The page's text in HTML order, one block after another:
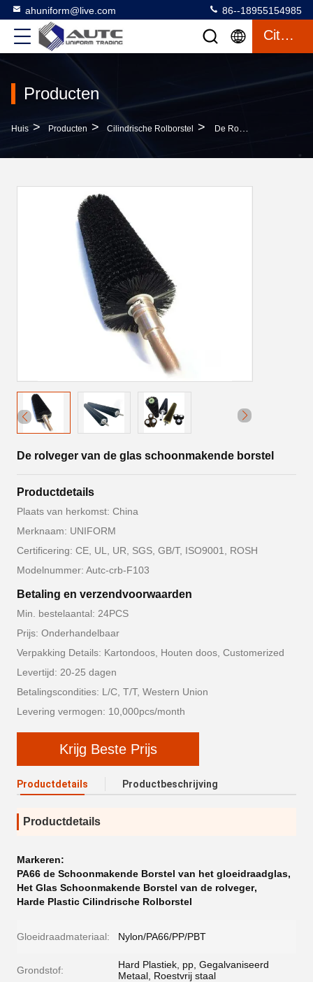
ahuniform@live.com 86--18955154985
Citaat
Producten
Huis > Producten > Cilindrische Rolborstel > De Rolveger Van De Glas Schoonmakende Borstel
De rolveger van de glas schoonmakende borstel
Productdetails
Plaats van herkomst: China
Merknaam: UNIFORM
Certificering: CE, UL, UR, SGS, GB/T, ISO9001, ROSH
Modelnummer: Autc-crb-F103
Betaling en verzendvoorwaarden
Min. bestelaantal: 24PCS
Prijs: Onderhandelbaar
Verpakking Details: Kartondoos, Houten doos, Customerized
Levertijd: 20-25 dagen
Betalingscondities: L/C, T/T, Western Union
Levering vermogen: 10,000pcs/month
Krijg Beste Prijs
Productdetails Productbeschrijving
Productdetails
Markeren:
PA66 de Schoonmakende Borstel van het gloeidraadglas,
Het Glas Schoonmakende Borstel van de rolveger,
Harde Plastic Cilindrische Rolborstel
Gloeidraadmateriaal: Nylon/PA66/PP/PBT
Grondstof:
Hard Plastiek, pp, Gegalvaniseerd
Metaal, Roestvrij staal